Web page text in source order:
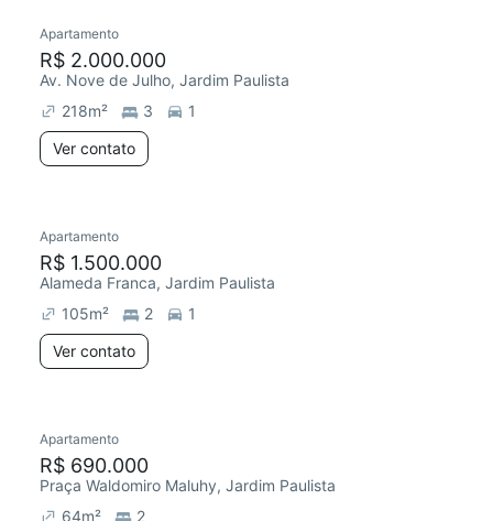
Apartamento
R$ 2.000.000
Av. Nove de Julho, Jardim Paulista
218m² 3
1
Ver contato
Apartamento
R$ 1.500.000
Alameda Franca, Jardim Paulista
105m² 2
1
Ver contato
Apartamento
R$ 690.000
Praça Waldomiro Maluhy, Jardim Paulista
64m² 2